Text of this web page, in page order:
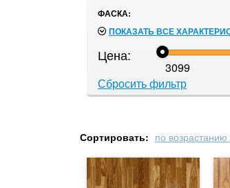
ФАСКА:
ПОКАЗАТЬ ВСЕ
Цена:
3099
Сбросить фильтр
Сортировать: по